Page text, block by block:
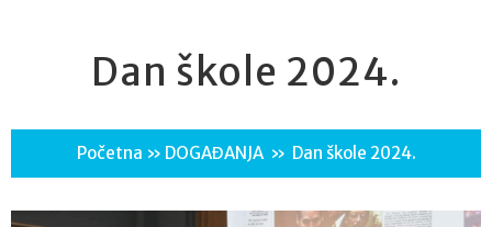
Dan škole 2024.
Početna » DOGAĐANJA » Dan škole 2024.